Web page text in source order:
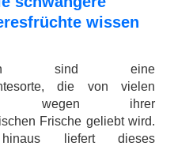
wissen
sind eine
die von vielen
wegen ihrer
Frische geliebt wird.
liefert dieses